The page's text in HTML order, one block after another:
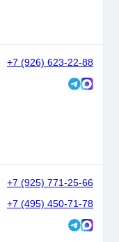
+7 (926) 623-22-88
+7 (925) 771-25-66
+7 (495) 450-71-78